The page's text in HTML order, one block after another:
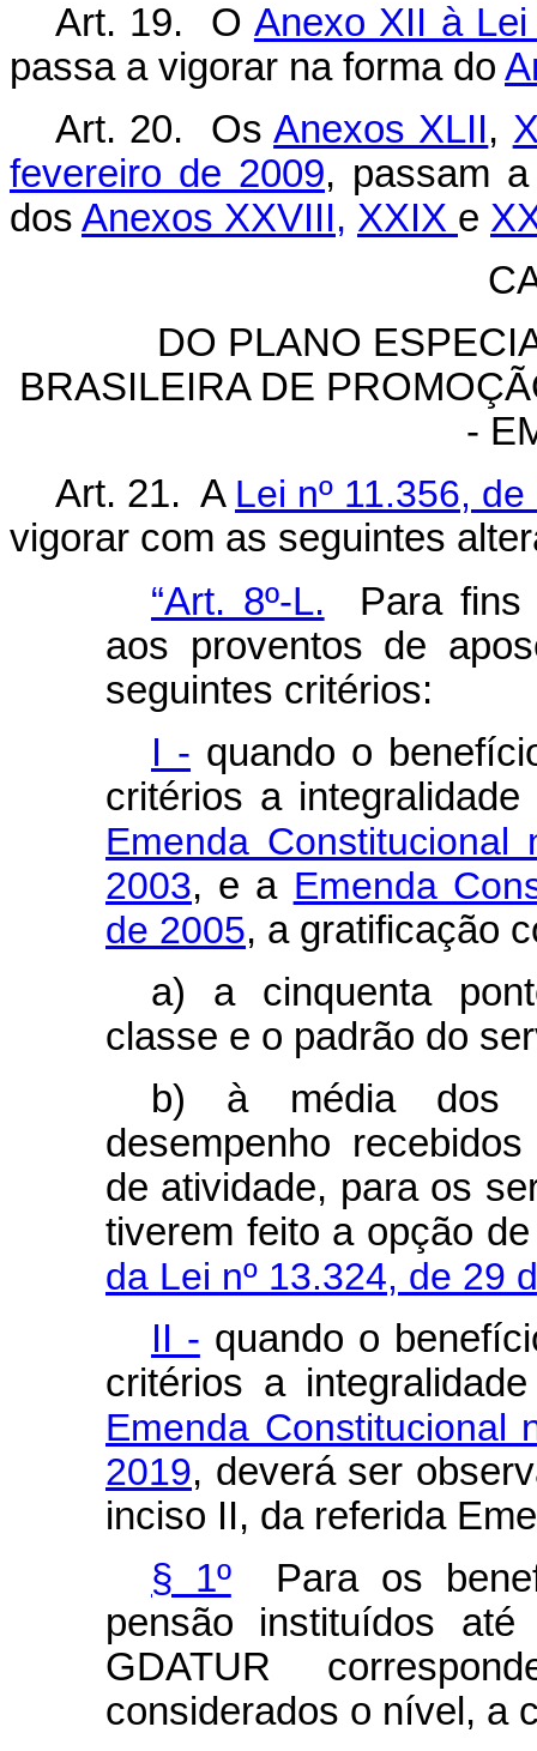
Art. 19. O Anexo XII à
passa a vigorar na forma do
Art. 20. OsAnexos XLII,
fevereiro de 2009, passam
dos Anexos XXVIII, XXIX e
DO PLANO
BRASILEIRA DE
-
Art. 21. A Lei nº 11.356,
vigorar com as seguintes
“Art. 8º-L. Para fins
aos proventos de
seguintes critérios:
I - quando o
critérios a
Emenda
2003, e a Emenda
de 2005, a gratificação
a) a cinquenta
classe e o padrão do
b) à média dos
desempenho
de atividade, para os
tiverem feito a opção
da Lei nº 13.324, de 29
II - quando o
critérios a
Emenda Constitucional
2019, deverá ser
inciso II, da referida
§ 1ºPara os
pensão instituídos
GDATUR
considerados o nível, a